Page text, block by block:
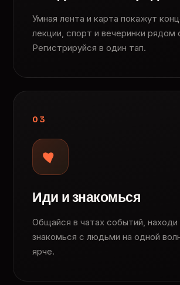
Умная лента и карта покажут
лекции, спорт и вечеринки рядом
Регистрируйся в один тап.
03
Иди и знакомься
Общайся в чатах событий,
знакомься с людьми на одной
ярче.